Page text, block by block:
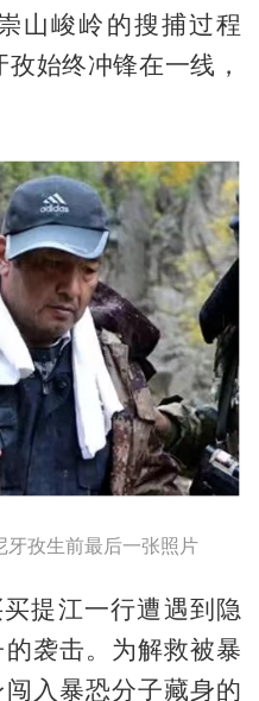
山峻岭的搜捕过程
始终冲锋在一线，
牙孜生前最后一张照片
提江一行遭遇到隐
袭击。为解救被暴
入暴恐分子藏身的